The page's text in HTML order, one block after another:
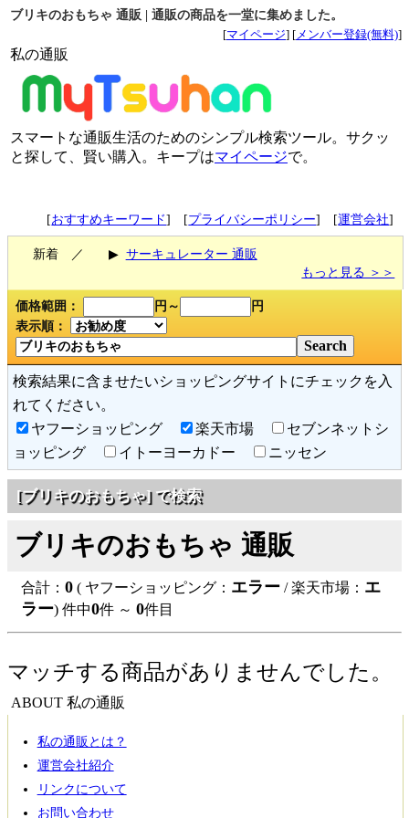
ブリキのおもちゃ 通販 | 通販の商品を一堂に集めました。
[マイページ] [メンバー登録(無料)]
私の通販
スマートな通販生活のためのシンプル検索ツール。サクッ
と探して、賢い購入。キープはマイページで。
[おすすめキーワード] [プライバシーポリシー] [運営会社]
新着 ／ ▶ サーキュレーター 通販
もっと見る ＞＞
価格範囲： 円～
円
表示順：
検索結果に含ませたいショッピングサイトにチェックを入
れてください。
ヤフーショッピング
楽天市場
セブンネットシ
ョッピング
イトーヨーカドー ニッセン
[ブリキのおもちゃ] で検索
ブリキのおもちゃ 通販
合計： 0 ( ヤフーショッピング： エラー / 楽天市場： エ
ラー) 件中0件 ～ 0件目
マッチする商品がありませんでした。
ABOUT 私の通販
私の通販とは？
運営会社紹介
リンクについて
お問い合わせ